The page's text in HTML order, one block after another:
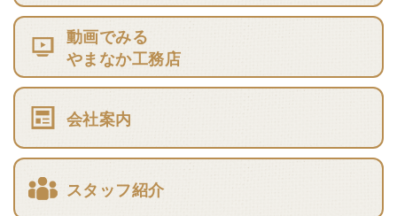
動画でみる
やまなか工務店
会社案内
スタッフ紹介